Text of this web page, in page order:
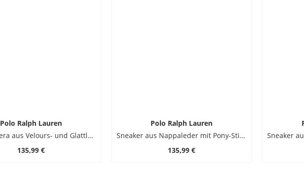
Polo Ralph Lauren
Sneaker Aera aus Velours- und Glattleder mit Logo-Stickerei
135,99 €
Polo Ralph Lauren
Sneaker aus Nappaleder mit Pony-Stickerei und Veloursleder-Details
135,99 €